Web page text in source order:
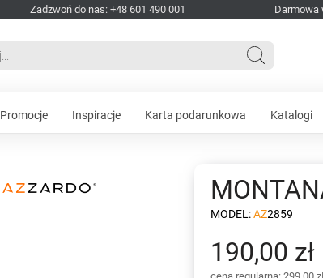
Zadzwoń do nas: +48 601 490 001 Darmowa
Promocje Inspiracje Karta podarunkowa Katalogi
MODEL:AZ2859
190,00 zł